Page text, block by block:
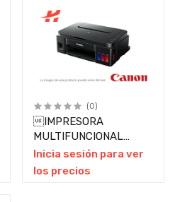
(0)
IMPRESORA
MULTIFUNCIONAL
CANON PIXMA G3110
TINTA CONTINUA WIFI
PIEZA
Inicia sesión para ver
los precios